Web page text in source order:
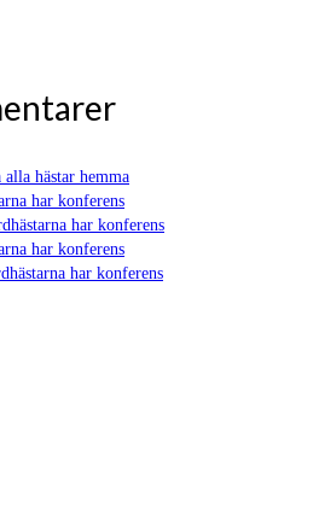
hästar hemma
har konferens
har konferens
har konferens
har konferens